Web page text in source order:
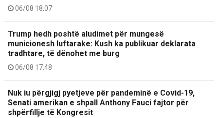
06/08 18:07
Trump hedh poshtë aludimet për mungesë
municionesh luftarake: Kush ka publikuar deklarata
tradhtare, të dënohet me burg
06/08 17:48
Nuk iu përgjigj pyetjeve për pandeminë e Covid-19,
Senati amerikan e shpall Anthony Fauci fajtor për
shpërfillje të Kongresit